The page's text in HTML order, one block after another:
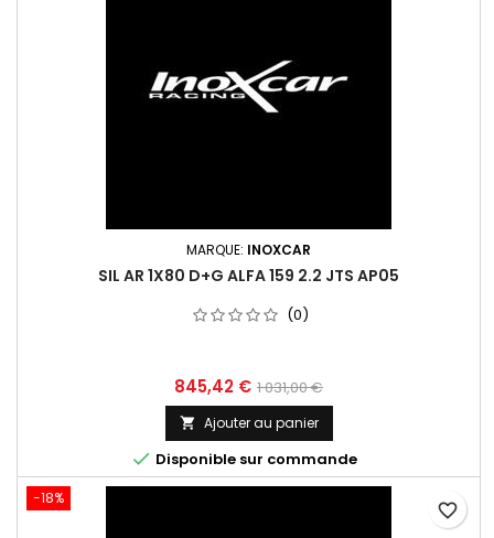
MARQUE: INOXCAR
SIL AR 1X80 D+G ALFA 159 2.2 JTS AP05
(0)
Prix
845,42 € Prix
de
base
1 031,00 €
 Ajouter au panier
 Disponible sur commande
-18%
favorite_border